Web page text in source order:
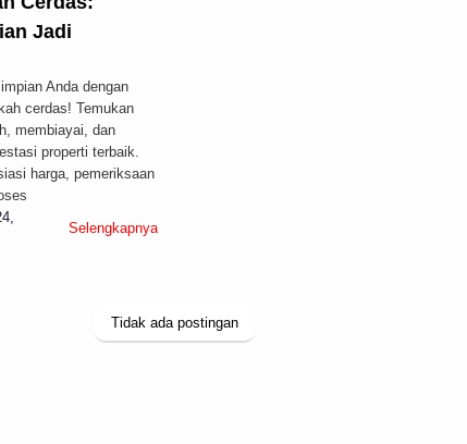
Jadi
Anda dengan
cerdas! Temukan
membiayai, dan
properti terbaik.
harga, pemeriksaan
Selengkapnya
Tidak ada postingan